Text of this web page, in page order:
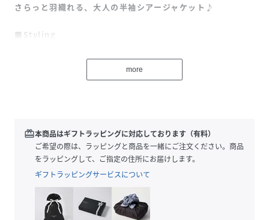
さらっと羽織れる、大人の半袖シアージャケット♪
■Styling
たりサイジングとを掛け合わせたトレンドの半袖ジャケット
の余裕を感じさせてくれるハイセンスなデザインです！
袖の折り返しがワンポイントですが全体的にシンプルなデザ
インなので、普段使いからちょっとしたお呼ばれまで幅広い
シーンで活躍◎
Tシャツやタンクトップ、デニムパンツと合わせてカジュア
ルにも、シャツやスラックス、ボリュームのあるバルーンス
カートと合わせて綺麗めにも着られる万能な1枚です。
more
redeem本商品はギフトラッピングに対応しております（有料）
ご希望の際は、ラッピングと商品を一緒にご注文ください。商品
をラッピングして、ご指定の住所にお届けします。
ギフトラッピングサービスについて